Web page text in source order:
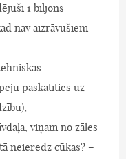
1 biljons
nav aizrāvušiem
paskatīties uz
viņam no zāles
neieredz cūkas? –